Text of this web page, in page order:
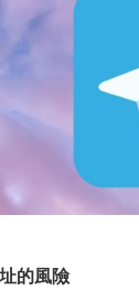
的風險